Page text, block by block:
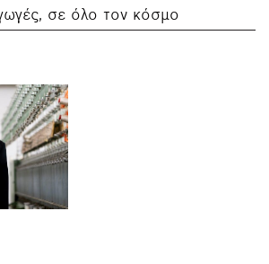
σε όλο τον κόσμο